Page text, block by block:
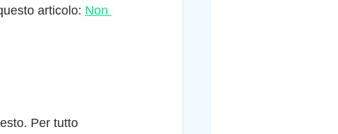
articolo: Non
Per tutto